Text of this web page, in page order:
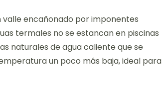
valle encañonado por imponentes
termales no se estancan en piscinas
naturales de agua caliente que se
un poco más baja, ideal para